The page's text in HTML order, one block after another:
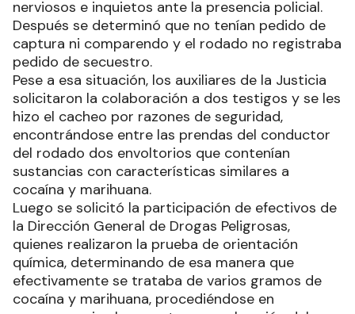
nerviosos e inquietos ante la presencia policial.
Después se determinó que no tenían pedido de
captura ni comparendo y el rodado no registraba
pedido de secuestro.
Pese a esa situación, los auxiliares de la Justicia
solicitaron la colaboración a dos testigos y se les
hizo el cacheo por razones de seguridad,
encontrándose entre las prendas del conductor
del rodado dos envoltorios que contenían
sustancias con características similares a
cocaína y marihuana.
Luego se solicitó la participación de efectivos de
la Dirección General de Drogas Peligrosas,
quienes realizaron la prueba de orientación
química, determinando de esa manera que
efectivamente se trataba de varios gramos de
cocaína y marihuana, procediéndose en